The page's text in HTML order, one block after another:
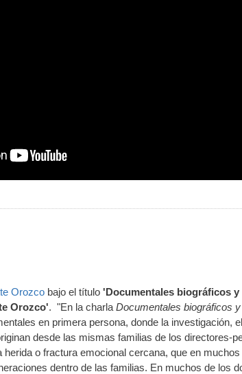
Orozco bajo el título 'Documentales biográficos
Orozco'. "En la charla Documentales biográficos
en primera persona, donde la investigación,
desde las mismas familias de los directores-
herida o fractura emocional cercana, que en
dentro de las familias. En muchos de los